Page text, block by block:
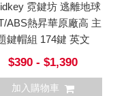
霓鍵坊 逃離地球
ABS熱昇華原廠高 主
鍵帽組 174鍵 英文
$390 - $1,390
加入購物車